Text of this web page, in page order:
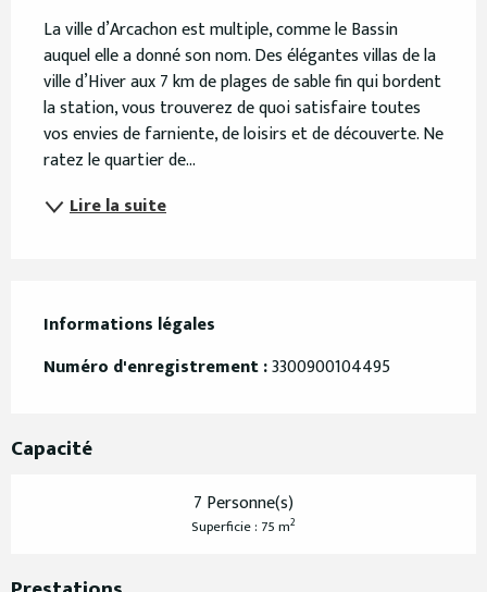
La ville d’Arcachon est multiple, comme le Bassin
auquel elle a donné son nom. Des élégantes villas de la
ville d’Hiver aux 7 km de plages de sable fin qui bordent
la station, vous trouverez de quoi satisfaire toutes
vos envies de farniente, de loisirs et de découverte. Ne
ratez le quartier de...
Lire la suite
Informations légales
Informations légales
Numéro d'enregistrement :3300900104495
Capacité
7 Personne(s)
Superficie : 75 m2